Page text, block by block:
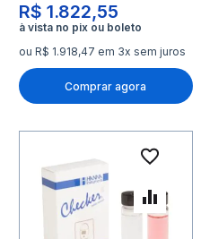
R$ 1.822,55
ou R$ 1.918,47 em 3x sem juros
Comprar agora